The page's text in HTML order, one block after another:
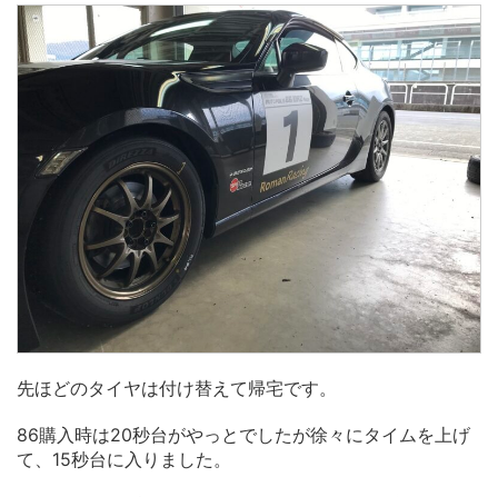
先ほどのタイヤは付け替えて帰宅です。
86購入時は20秒台がやっとでしたが徐々にタイムを上げ
て、15秒台に入りました。